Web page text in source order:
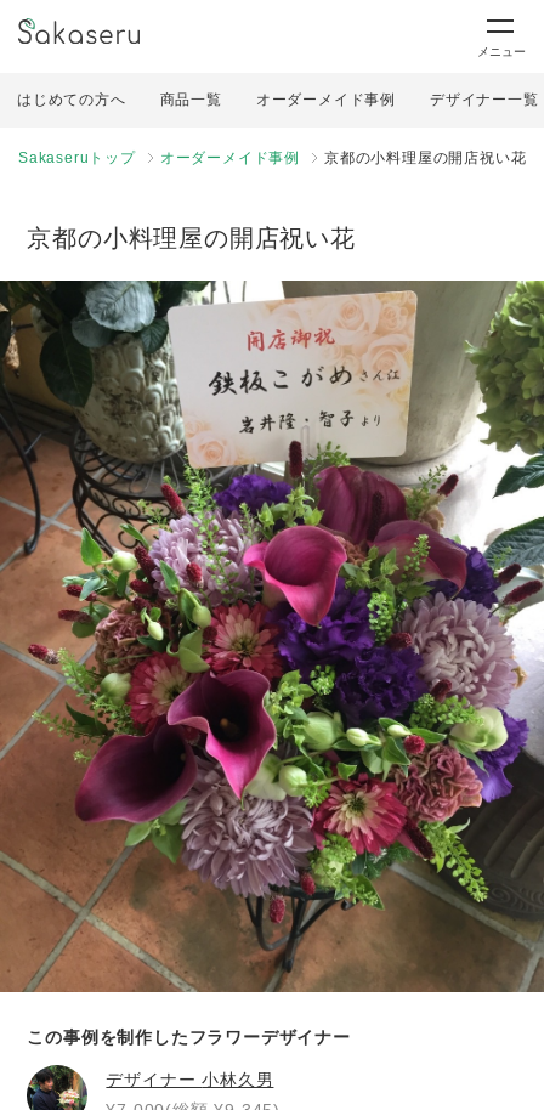
メニュー
はじめての方へ 商品一覧 オーダーメイド事例 デザイナー一覧
Sakaseruトップ オーダーメイド事例 京都の小料理屋の開店祝い花
京都の小料理屋の開店祝い花
この事例を制作したフラワーデザイナー
デザイナー小林久男